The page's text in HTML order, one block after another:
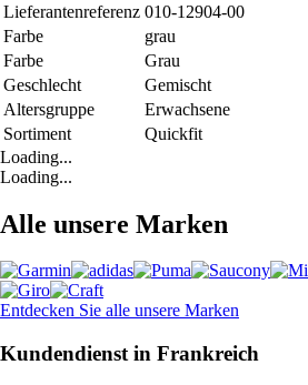
Lieferantenreferenz 010-12904-00
Farbe
grau
Farbe
Grau
Geschlecht
Gemischt
Altersgruppe
Erwachsene
Sortiment
Quickfit
Loading...
Loading...
Alle unsere Marken
Entdecken Sie alle unsere Marken
Kundendienst in Frankreich